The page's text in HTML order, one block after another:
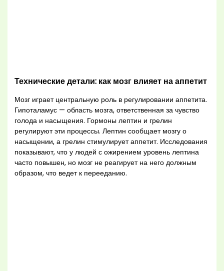
Технические детали: как мозг влияет на аппетит
Мозг играет центральную роль в регулировании аппетита.
Гипоталамус — область мозга, ответственная за чувство
голода и насыщения. Гормоны лептин и грелин
регулируют эти процессы. Лептин сообщает мозгу о
насыщении, а грелин стимулирует аппетит. Исследования
показывают, что у людей с ожирением уровень лептина
часто повышен, но мозг не реагирует на него должным
образом, что ведет к перееданию.